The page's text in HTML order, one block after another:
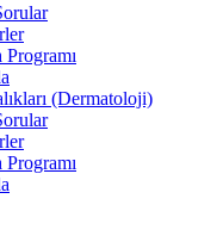
(Dermatoloji)